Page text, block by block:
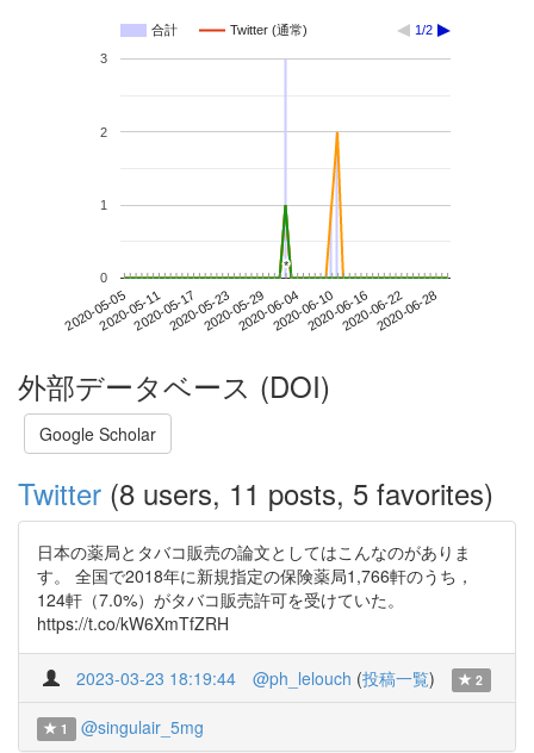
合計 Twitter (通常) 1/2
2020-05-052020-05-112020-05-172020-05-232020-05-292020-06-042020-06-102020-06-162020-06-222020-06-28
0
1
2
3
*
*
外部データベース (DOI)
Google Scholar
Twitter (8 users, 11 posts, 5 favorites)
日本の薬局とタバコ販売の論文としてはこんなのがありま
す。 全国で2018年に新規指定の保険薬局1,766軒のうち，
124軒（7.0%）がタバコ販売許可を受けていた。
https://t.co/kW6XmTfZRH
2023-03-23 18:19:44 @ph_lelouch (投稿一覧) 2
1 @singulair_5mg